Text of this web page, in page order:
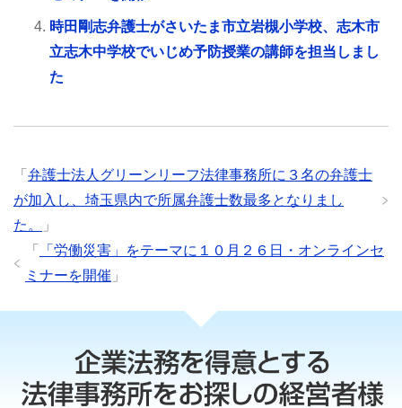
時田剛志弁護士がさいたま市立岩槻小学校、志木市
立志木中学校でいじめ予防授業の講師を担当しまし
た
「 弁護士法人グリーンリーフ法律事務所に３名の弁護士
が加入し、埼玉県内で所属弁護士数最多となりまし
た。
」
「
「労働災害」をテーマに１０月２６日・オンラインセ
ミナーを開催 」